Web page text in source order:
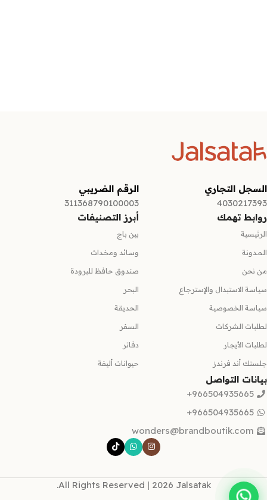
السجل التجاري
4030217393
الرقم الضريبي
311368790100003
روابط تهمك
الرئيسية
المدونة
من نحن
سياسة الاستبدال والإسترجاع
سياسة الخصوصية
لطلبات الشركات
لطلبات الأيجار
جلستك أند فرندز
أبرز التصنيفات
بين باج
وسائد ومخدات
صندوق حافظ للبرودة
البحر
الحديقة
السفر
دفاتر
حيوانات أليفة
بيانات التواصل
966504935665+
966504935665+
wonders@brandboutik.com
All Rights Reserved | 2026 Jalsatak.